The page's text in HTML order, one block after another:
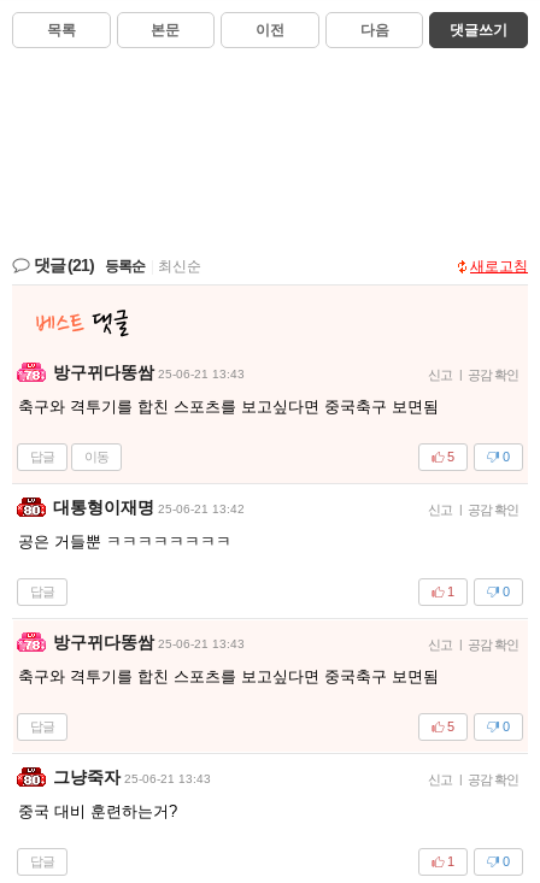
목록 본문 이전 다음 댓글쓰기
댓글(21) 등록순 최신순 새로고침
방구뀌다똥쌈 25-06-21 13:43 신고 | 공감 확인
축구와 격투기를 합친 스포츠를 보고싶다면 중국축구 보면됨
답글 이동 0
5
대통형이재명 25-06-21 13:42 신고 | 공감 확인
공은 거들뿐 ㅋㅋㅋㅋㅋㅋㅋㅋ
답글 0
1
방구뀌다똥쌈 25-06-21 13:43 신고 | 공감 확인
축구와 격투기를 합친 스포츠를 보고싶다면 중국축구 보면됨
답글 0
5
그냥죽자 25-06-21 13:43 신고 | 공감 확인
중국 대비 훈련하는거?
답글 0
1